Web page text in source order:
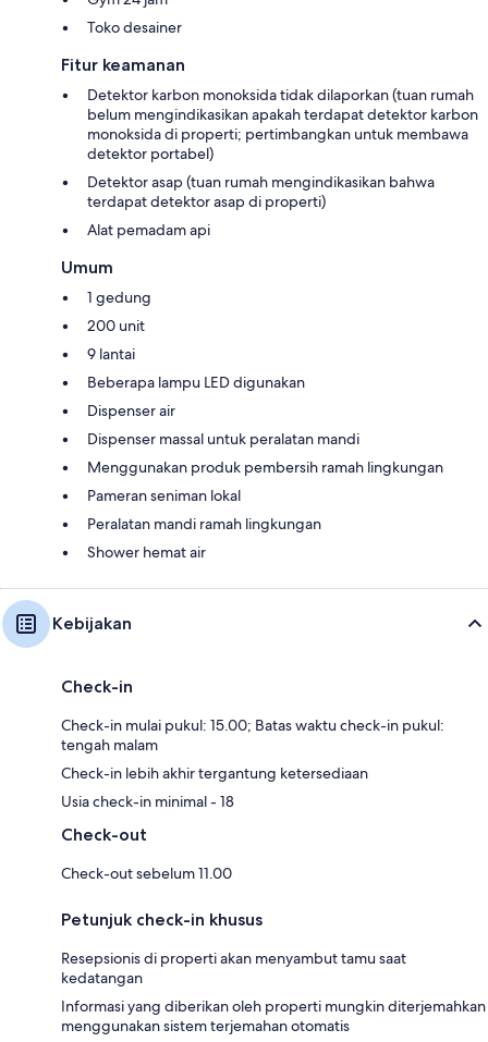
Toko desainer
Fitur keamanan
Detektor karbon monoksida tidak dilaporkan (tuan rumah
belum mengindikasikan apakah terdapat detektor karbon
monoksida di properti; pertimbangkan untuk membawa
detektor portabel)
Detektor asap (tuan rumah mengindikasikan bahwa
terdapat detektor asap di properti)
Alat pemadam api
Umum
1 gedung
200 unit
9 lantai
Beberapa lampu LED digunakan
Dispenser air
Dispenser massal untuk peralatan mandi
Menggunakan produk pembersih ramah lingkungan
Pameran seniman lokal
Peralatan mandi ramah lingkungan
Shower hemat air
Kebijakan
Check-in
Check-in mulai pukul: 15.00; Batas waktu check-in pukul:
tengah malam
Check-in lebih akhir tergantung ketersediaan
Usia check-in minimal - 18
Check-out
Check-out sebelum 11.00
Petunjuk check-in khusus
Resepsionis di properti akan menyambut tamu saat
kedatangan
Informasi yang diberikan oleh properti mungkin diterjemahkan
menggunakan sistem terjemahan otomatis